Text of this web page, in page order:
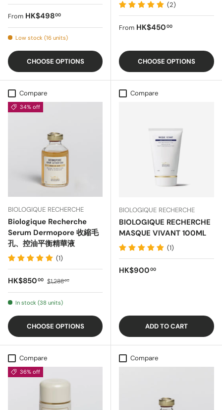
Regular price
From HK$49800
Low stock (16 units)
CHOOSE OPTIONS
(2)
Regular price
From HK$45000
CHOOSE OPTIONS
Compare
34% off
BIOLOGIQUE RECHERCHE
Biologique Recherche
Serum Dermopore 收縮毛
孔、控油平衡精華液
(1)
Sale price
HK$85000 Regular price
$1,28800
In stock (38 units)
CHOOSE OPTIONS
Compare
BIOLOGIQUE RECHERCHE
BIOLOGIQUE RECHERCHE
MASQUE VIVANT 100ML
(1)
Regular price
HK$90000
ADD TO CART
Compare
36% off
Compare